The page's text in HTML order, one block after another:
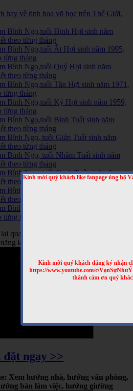
Kính mời quý khách like fanpage ủng hộ
Kính mời quý khách đăng ký nhận
https://www.youtube.com/c/
thành cảm ơn quý
hay về tinh hoa võ học trên Thế Giới,
Bính Ngọ,tuổi Đinh Hợi sinh năm
theo từng tháng
Bính Ngọ,tuổi Ất Hợi sinh năm 1995,
từng tháng
Bính Ngọ,tuổi Quý Hợi sinh năm
theo từng tháng
Bính Ngọ,tuổi Tân Hợi sinh năm 1971,
từng tháng
Bính Ngọ,tuổi Kỷ Hợi sinh năm 1959,
từng tháng
Bính Ngọ,tuổi Bính Tuất sinh năm
theo từng tháng
Bính Ngọ, tuổi Giáp Tuất sinh năm
theo từng tháng
Bính Ngọ, tuổi Nhâm Tuất sinh năm
theo từng tháng
Bính Ngọ, tuổi Canh Tuất sinh năm
theo từng tháng
Bính Ngọ, tuổi Mậu Tuất sinh năm
theo từng tháng
Bính Ngọ, tuổi Ất Dậu sinh năm 2005,
tháng
qua tên, dự đoán tương lai qua ngày
khác cập nhật thường xuyên
đặt ngay >>
Xem hướng nhà, hướng văn phòng,
bàn làm việc, hướng giường